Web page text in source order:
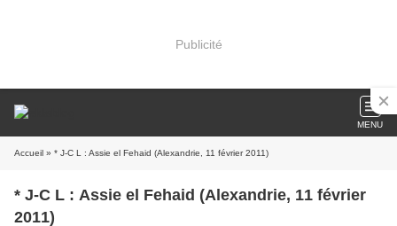
Publicité
MENU
Accueil » * J-C L : Assie el Fehaid (Alexandrie, 11 février 2011)
* J-C L : Assie el Fehaid (Alexandrie, 11 février
2011)